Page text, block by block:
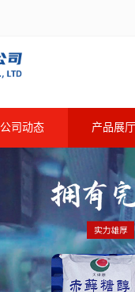
公司动态 产品展厅